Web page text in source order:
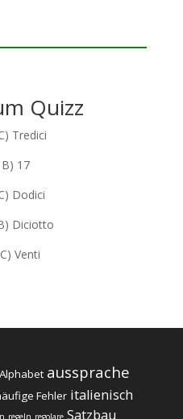
Quizz
Tredici
B) 17
Dodici
Diciotto
C) Venti
Alphabet aussprache
Fehler italienisch
regeln regolare Satzbau